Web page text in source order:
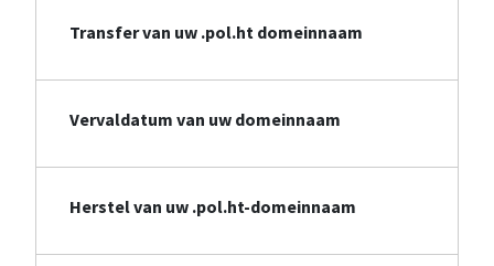
Transfer van uw .pol.ht domeinnaam
Vervaldatum van uw domeinnaam
Herstel van uw .pol.ht-domeinnaam